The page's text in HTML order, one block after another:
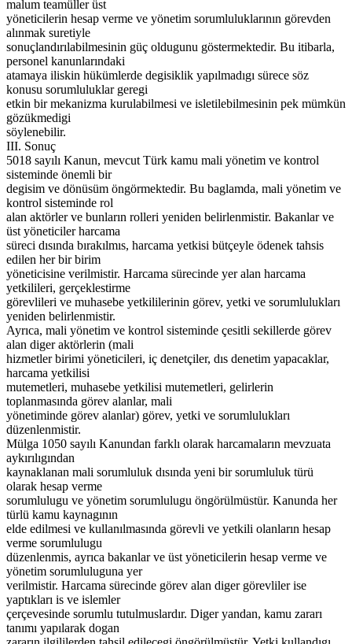
malum teamüller üst
yöneticilerin hesap verme ve yönetim sorumluluklarının görevden
alınmak suretiyle
sonuçlandırılabilmesinin güç oldugunu göstermektedir. Bu itibarla,
personel kanunlarındaki
atamaya iliskin hükümlerde degisiklik yapılmadıgı sürece söz
konusu sorumluluklar geregi
etkin bir mekanizma kurulabilmesi ve isletilebilmesinin pek mümkün
gözükmedigi
söylenebilir.
III. Sonuç
5018 sayılı Kanun, mevcut Türk kamu mali yönetim ve kontrol
sisteminde önemli bir
degisim ve dönüsüm öngörmektedir. Bu baglamda, mali yönetim ve
kontrol sisteminde rol
alan aktörler ve bunların rolleri yeniden belirlenmistir. Bakanlar ve
üst yöneticiler harcama
süreci dısında bırakılmıs, harcama yetkisi bütçeyle ödenek tahsis
edilen her bir birim
yöneticisine verilmistir. Harcama sürecinde yer alan harcama
yetkilileri, gerçeklestirme
görevlileri ve muhasebe yetkililerinin görev, yetki ve sorumlulukları
yeniden belirlenmistir.
Ayrıca, mali yönetim ve kontrol sisteminde çesitli sekillerde görev
alan diger aktörlerin (mali
hizmetler birimi yöneticileri, iç denetçiler, dıs denetim yapacaklar,
harcama yetkilisi
mutemetleri, muhasebe yetkilisi mutemetleri, gelirlerin
toplanmasında görev alanlar, mali
yönetiminde görev alanlar) görev, yetki ve sorumlulukları
düzenlenmistir.
Mülga 1050 sayılı Kanundan farklı olarak harcamaların mevzuata
aykırılıgından
kaynaklanan mali sorumluluk dısında yeni bir sorumluluk türü
olarak hesap verme
sorumlulugu ve yönetim sorumlulugu öngörülmüstür. Kanunda her
türlü kamu kaynagının
elde edilmesi ve kullanılmasında görevli ve yetkili olanların hesap
verme sorumlulugu
düzenlenmis, ayrıca bakanlar ve üst yöneticilerin hesap verme ve
yönetim sorumluluguna yer
verilmistir. Harcama sürecinde görev alan diger görevliler ise
yaptıkları is ve islemler
çerçevesinde sorumlu tutulmuslardır. Diger yandan, kamu zararı
tanımı yapılarak dogan